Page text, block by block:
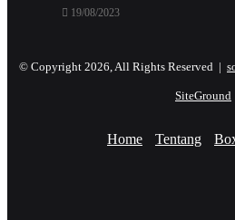
19/08/2023
© Copyright 2026, All Rights Reserved |
SiteGround
Home Tentang